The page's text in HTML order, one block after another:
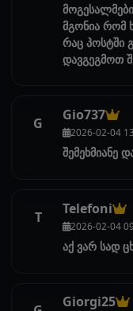
მგონია რომ
რაც პოსტში
დავგეგმოთ
G Gio737
2026-02-04
შემეხმიანე
T Telefoni
2026-02-04
აქ ვარ სად
Giorgi25